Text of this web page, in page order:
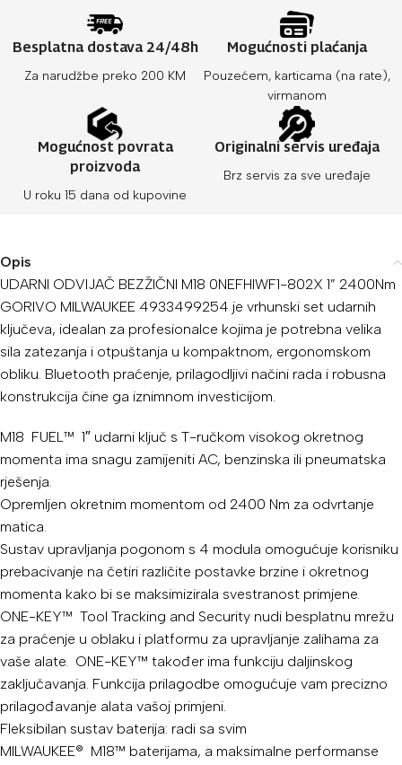
Besplatna dostava 24/48h
Za narudžbe preko 200 KM
Mogućnosti plaćanja
Pouzećem, karticama (na rate),
virmanom
Mogućnost povrata
proizvoda
U roku 15 dana od kupovine
Originalni servis uređaja
Brz servis za sve uređaje
Opis
UDARNI ODVIJAČ BEZŽIČNI M18 0NEFHIWF1-802X 1” 2400Nm
GORIVO MILWAUKEE 4933499254 je vrhunski set udarnih
ključeva, idealan za profesionalce kojima je potrebna velika
sila zatezanja i otpuštanja u kompaktnom, ergonomskom
obliku. Bluetooth praćenje, prilagodljivi načini rada i robusna
konstrukcija čine ga iznimnom investicijom.
M18 FUEL™ 1″ udarni ključ s T-ručkom visokog okretnog
momenta ima snagu zamijeniti AC, benzinska ili pneumatska
rješenja.
Opremljen okretnim momentom od 2400 Nm za odvrtanje
matica.
Sustav upravljanja pogonom s 4 modula omogućuje korisniku
prebacivanje na četiri različite postavke brzine i okretnog
momenta kako bi se maksimizirala svestranost primjene.
ONE-KEY™ Tool Tracking and Security nudi besplatnu mrežu
za praćenje u oblaku i platformu za upravljanje zalihama za
vaše alate. ONE-KEY™ također ima funkciju daljinskog
zaključavanja. Funkcija prilagodbe omogućuje vam precizno
prilagođavanje alata vašoj primjeni.
Fleksibilan sustav baterija: radi sa svim
MILWAUKEE® M18™ baterijama, a maksimalne performanse